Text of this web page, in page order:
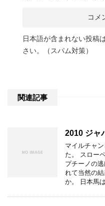
日本語が含まれない投稿
さい。（スパム対策）
関連記事
2010 ジャ
マイルチャ
た。 スロー
プチーノの
れて当然の
か。 日本馬